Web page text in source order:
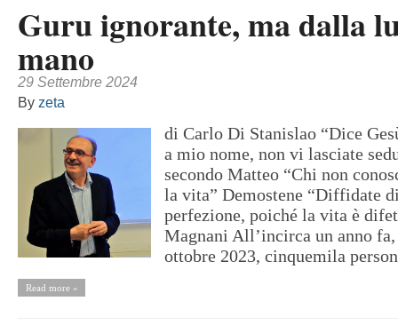
Guru ignorante, ma dalla
mano
29 Settembre 2024
By zeta
di Carlo Di Stanislao “Dice
a mio nome, non vi lasciate
secondo Matteo “Chi non
la vita” Demostene “Diffidate
perfezione, poiché la vita è
Magnani All’incirca un anno fa,
ottobre 2023, cinquemila
Read more »